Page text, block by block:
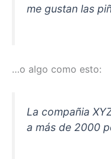
me gustan las
…o algo como esto:
La compañia
a más de 2000